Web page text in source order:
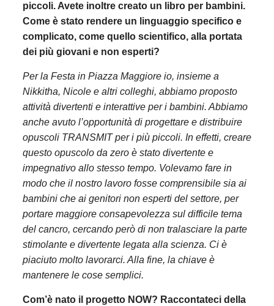
piccoli. Avete inoltre creato un libro per bambini.
Come è stato rendere un linguaggio specifico e
complicato, come quello scientifico, alla portata
dei più giovani e non esperti?
Per la Festa in Piazza Maggiore io, insieme a
Nikkitha, Nicole e altri colleghi, abbiamo proposto
attività divertenti e interattive per i bambini. Abbiamo
anche avuto l’opportunità di progettare e distribuire
opuscoli TRANSMIT per i più piccoli. In effetti, creare
questo opuscolo da zero è stato divertente e
impegnativo allo stesso tempo. Volevamo fare in
modo che il nostro lavoro fosse comprensibile sia ai
bambini che ai genitori non esperti del settore, per
portare maggiore consapevolezza sul difficile tema
del cancro, cercando però di non tralasciare la parte
stimolante e divertente legata alla scienza. Ci è
piaciuto molto lavorarci. Alla fine, la chiave è
mantenere le cose semplici.
Com’è nato il progetto NOW? Raccontateci della